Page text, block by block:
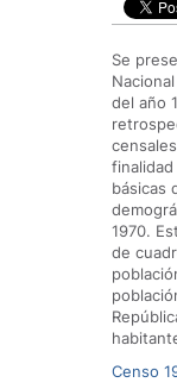
Se
del año
básicas
1970.
de
Censo